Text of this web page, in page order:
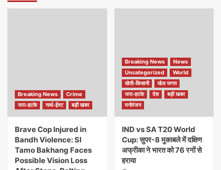
Breaking News
Crime
जरा-हटके
नार्थ-ईस्ट बड़ी खबर
Brave Cop Injured in
Bandh Violence: SI
Tamo Bakhang Faces
Possible Vision Loss
Breaking News
News
Uncategorized
World
खेती-किसानी
खेल जगत
जरा-हटके
देश
बड़ी खबर
मनोरंजन
IND vs SA T20 World
Cup: सुपर-8 मुकाबले में दक्षिण
अफ्रीका ने भारत को 76 रनों से
हराया